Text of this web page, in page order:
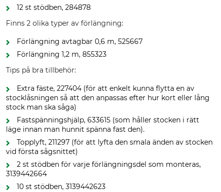
12 st stödben, 284878
Finns 2 olika typer av förlängning:
Förlängning avtagbar 0,6 m, 525667
Förlängning 1,2 m, 855323
Tips på bra tillbehör:
Extra fäste, 227404 (för att enkelt kunna flytta en av
stocklåsningen så att den anpassas efter hur kort eller lång
stock man ska såga)
Fastspänningshjälp, 633615 (som håller stocken i rätt
läge innan man hunnit spänna fast den).
Topplyft, 211297 (för att lyfta den smala änden av stocken
vid första sågsnittet)
2 st stödben för varje förlängningsdel som monteras,
3139442664
10 st stödben, 3139442623